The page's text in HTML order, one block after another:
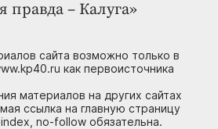
правда – Калуга»
сайта возможно только в
как первоисточника
материалов на других сайтах
ссылка на главную страницу
no-follow обязательна.